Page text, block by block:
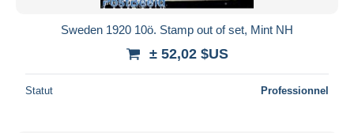
Sweden 1920 10ö. Stamp out of set, Mint NH
± 52,02 $US
Statut Professionnel